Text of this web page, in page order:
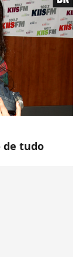
de tudo